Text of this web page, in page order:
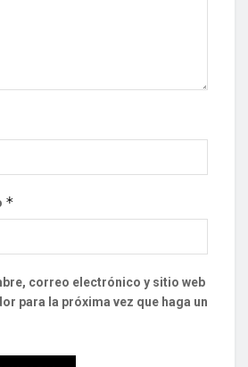
*
correo electrónico y sitio web
para la próxima vez que haga un